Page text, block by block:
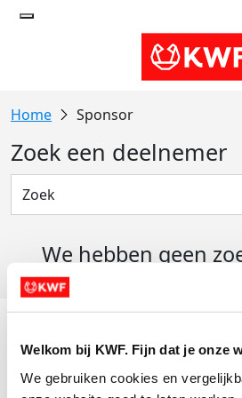
Welkom bij KWF. Fijn dat je onze
We gebruiken cookies en
Sponsor
Zoek een deelnemer
We hebben geen
Actiematerialen
Evenementen